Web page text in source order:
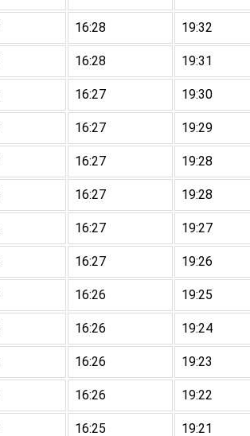
16:28 19:32
16:28 19:31
16:27 19:30
16:27 19:29
16:27 19:28
16:27 19:28
16:27 19:27
16:27 19:26
16:26 19:25
16:26 19:24
16:26 19:23
16:26 19:22
16:25 19:21